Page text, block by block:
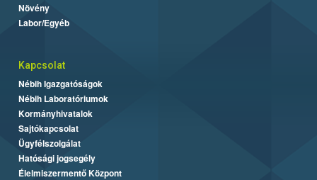
Növény
Labor/Egyéb
Kapcsolat
Nébih Igazgatóságok
Nébih Laboratóriumok
Kormányhivatalok
Sajtókapcsolat
Ügyfélszolgálat
Hatósági jogsegély
Élelmiszermentő Központ